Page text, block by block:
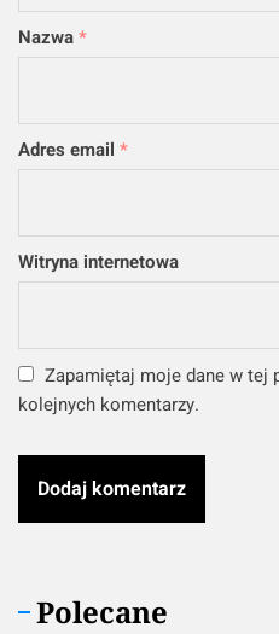
Nazwa*
Adres email *
Witryna internetowa
Zapamiętaj moje dane w tej
kolejnych komentarzy.
Polecane